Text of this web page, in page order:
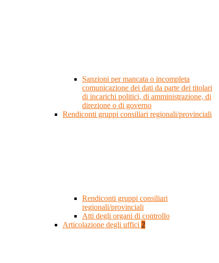
Sanzioni per mancata o incompleta
comunicazione dei dati da parte dei titolari
di incarichi politici, di amministrazione, di
direzione o di governo
Rendiconti gruppi consiliari regionali/provinciali
Rendiconti gruppi consiliari
regionali/provinciali
Atti degli organi di controllo
Articolazione degli uffici 2